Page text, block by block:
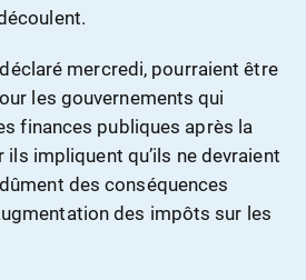
mercredi, pourraient être
les gouvernements qui
finances publiques après la
ils impliquent qu’ils ne devraient
des conséquences
des impôts sur les